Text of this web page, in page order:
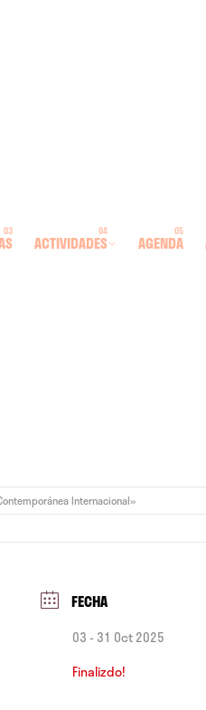
ACTIVIDADES AGENDA
Internacional»
FECHA
03 - 31 Oct 2025
Finalizdo!